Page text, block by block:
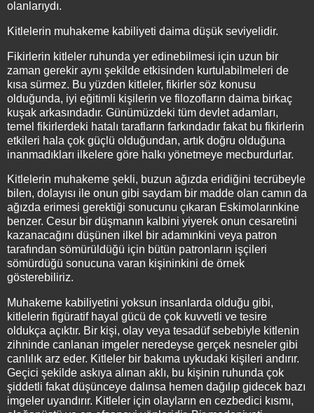
olanlarıydı.
Kitlelerin muhakeme kabiliyeti daima düşük seviyelidir.
Fikirlerin kitleler ruhunda yer edinebilmesi için uzun bir
zaman gerekir aynı şekilde etkisinden kurtulabilmeleri de
kısa sürmez. Bu yüzden kitleler, fikirler söz konusu
olduğunda, iyi eğitimli kişilerin ve filozofların daima birkaç
kuşak arkasındadır. Günümüzdeki tüm devlet adamları,
temel fikirlerdeki hatalı tarafların farkındadır fakat bu fikirlerin
etkileri hala çok güçlü olduğundan, artık doğru olduğuna
inanmadıkları ilkelere göre halkı yönetmeye mecburdurlar.
Kitlelerin muhakeme şekli, buzun ağızda eridiğini tecrübeyle
bilen, dolayısı ile onun gibi saydam bir madde olan camın da
ağızda erimesi gerektiği sonucunu çıkaran Eskimolarınkine
benzer. Cesur bir düşmanın kalbini yiyerek onun cesaretini
kazanacağını düşünen ilkel bir adamınkini veya patron
tarafından sömürüldüğü için bütün patronların işçileri
sömürdüğü sonucuna varan kişininkini de örnek
gösterebiliriz.
Muhakeme kabiliyetini yoksun insanlarda olduğu gibi,
kitlelerin figüratif hayal gücü de çok kuvvetli ve tesire
oldukça açıktır. Bir kişi, olay veya tesadüf sebebiyle kitlenin
zihninde canlanan imgeler neredeyse gerçek nesneler gibi
canlılık arz eder. Kitleler bir bakıma uykudaki kişileri andırır.
Geçici şekilde askıya alınan aklı, bu kişinin ruhunda çok
şiddetli fakat düşünceye dalınsa hemen dağılıp gidecek bazı
imgeler uyandırır. Kitleler için olayların en cezbedici kısmı,